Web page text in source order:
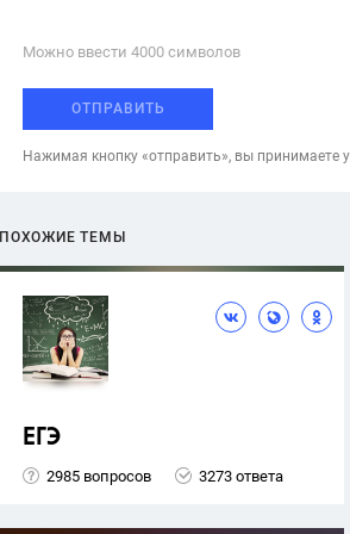
Можно ввести 4000 cимволов
ОТПРАВИТЬ
Нажимая кнопку «отправить», вы принимаете
ПОХОЖИЕ ТЕМЫ
ЕГЭ
2985 вопросов 3273 ответа